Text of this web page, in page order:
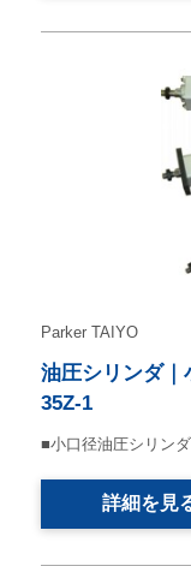
Parker TAIYO
油圧シリンダ｜
35Z-1
■小口径油圧シリンダ
詳細を見